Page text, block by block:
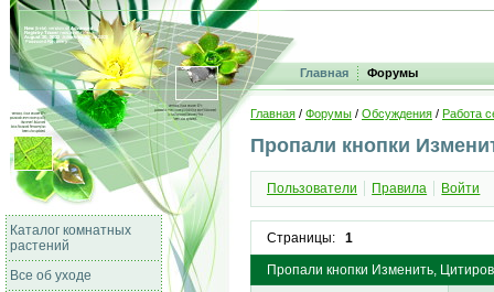
Главная Форумы
Каталог комнатных
растений
Все об уходе
Главная / Форумы / Обсуждения / Работа
Пропали кнопки
Пользователи Правила Войти
Страницы: 1
Пропали кнопки Изменить,